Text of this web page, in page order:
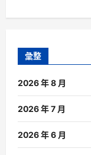
彙整
2026 年 8 月
2026 年 7 月
2026 年 6 月